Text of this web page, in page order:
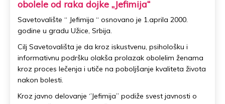
obolele od raka dojke „Jefimija“
Savetovalište “ Jefimija “ osnovano je 1.aprila 2000.
godine u gradu Užice, Srbija.
Cilj Savetovališta je da kroz iskustvenu, psihološku i
informativnu podršku olakša prolazak obolelim ženama
kroz proces lečenja i utiče na poboljšanje kvaliteta života
nakon bolesti.
Kroz javno delovanje ‘’Jefimija’’ podiže svest javnosti o